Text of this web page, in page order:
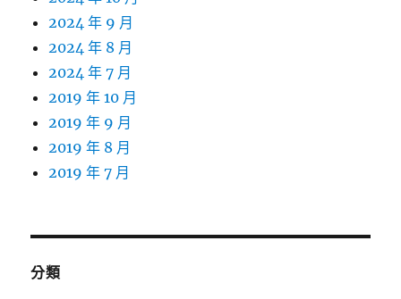
2024 年 9 月
2024 年 8 月
2024 年 7 月
2019 年 10 月
2019 年 9 月
2019 年 8 月
2019 年 7 月
分類